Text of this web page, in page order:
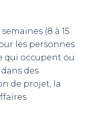
(8 à 15
les personnes
qui occupent ou
des
de projet, la